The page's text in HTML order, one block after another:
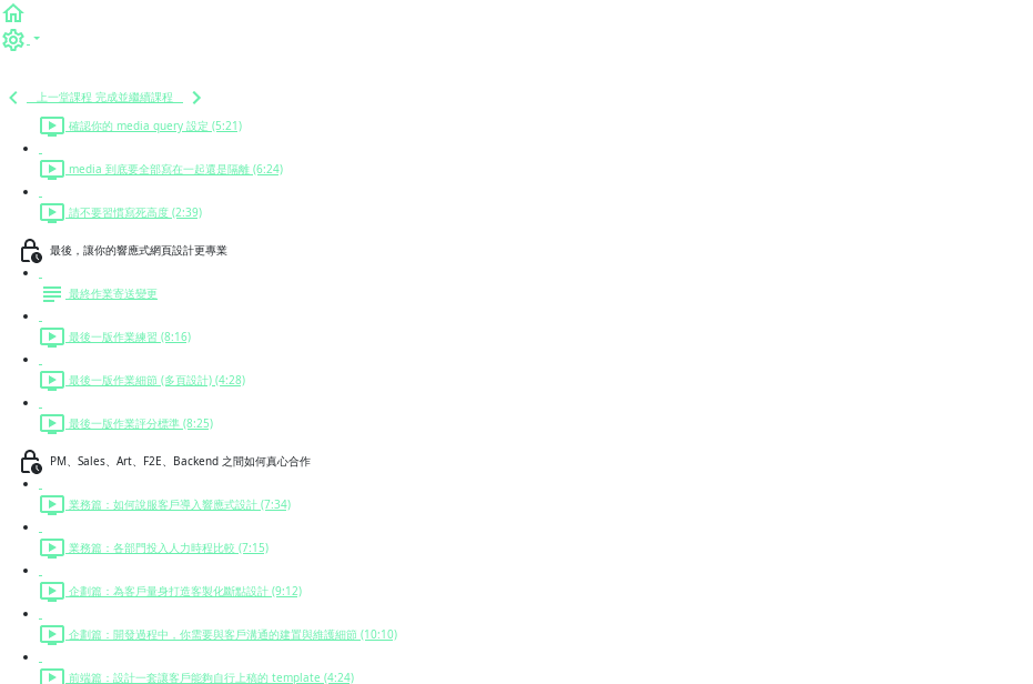
上一堂課程 完成並繼續課程
確認你的 media query 設定 (5:21)
media 到底要全部寫在一起還是隔離 (6:24)
請不要習慣寫死高度 (2:39)
最後，讓你的響應式網頁設計更專業
最終作業寄送變更
最後一版作業練習 (8:16)
最後一版作業細節 (多頁設計) (4:28)
最後一版作業評分標準 (8:25)
PM、Sales、Art、F2E、Backend 之間如何真心合作
業務篇：如何說服客戶導入響應式設計 (7:34)
業務篇：各部門投入人力時程比較 (7:15)
企劃篇：為客戶量身打造客製化斷點設計 (9:12)
企劃篇：開發過程中，你需要與客戶溝通的建置與維護細節 (10:10)
前端篇：設計一套讓客戶能夠自行上稿的 template (4:24)